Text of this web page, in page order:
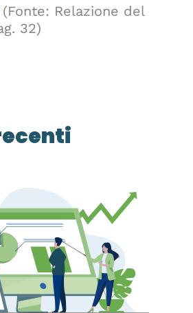
(Fonte: Relazione del
32)